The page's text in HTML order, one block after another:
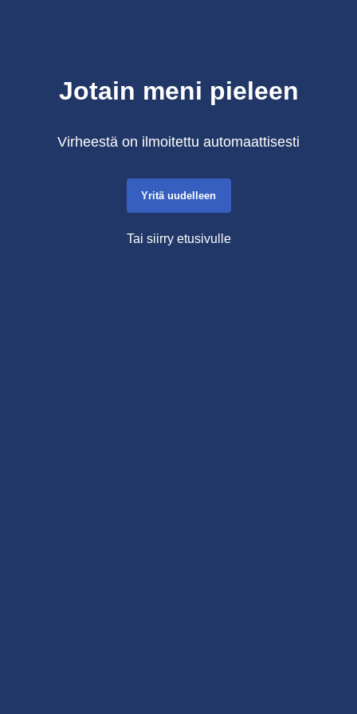
Jotain meni pieleen
Virheestä on ilmoitettu automaattisesti
Yritä uudelleen
Tai siirry etusivulle